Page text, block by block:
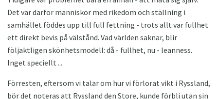
Det var därför människor med rikedom och ställning i
samhället föddes upp till full fettning - trots allt var fullhet
ett direkt bevis på välstånd. Vad världen saknar, blir
följaktligen skönhetsmodell: då - fullhet, nu - leanness.
Inget speciellt ...
Förresten, eftersom vi talar om hur vi förlorat vikt i Ryssland,
bör det noteras att Ryssland den Store, kunde förbli utan sin